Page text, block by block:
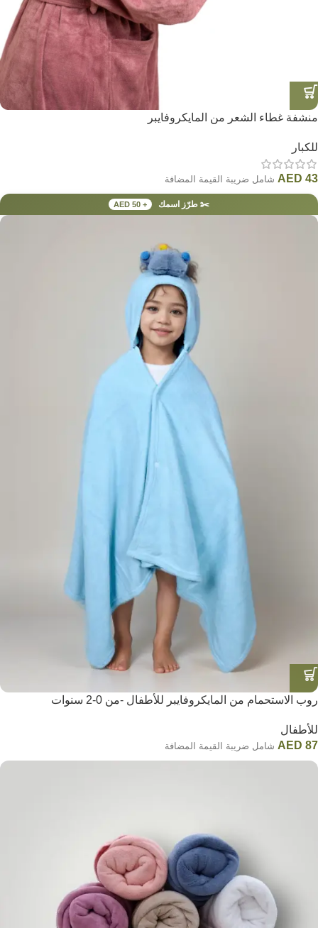
منشفة غطاء الشعر من المايكروفايبر
للكبار
AED 43 شامل ضريبة القيمة المضافة
✂️ طرّز اسمك + AED 50
روب الاستحمام من المايكروفايبر للأطفال -من 0-2 سنوات
للأطفال
AED 87 شامل ضريبة القيمة المضافة